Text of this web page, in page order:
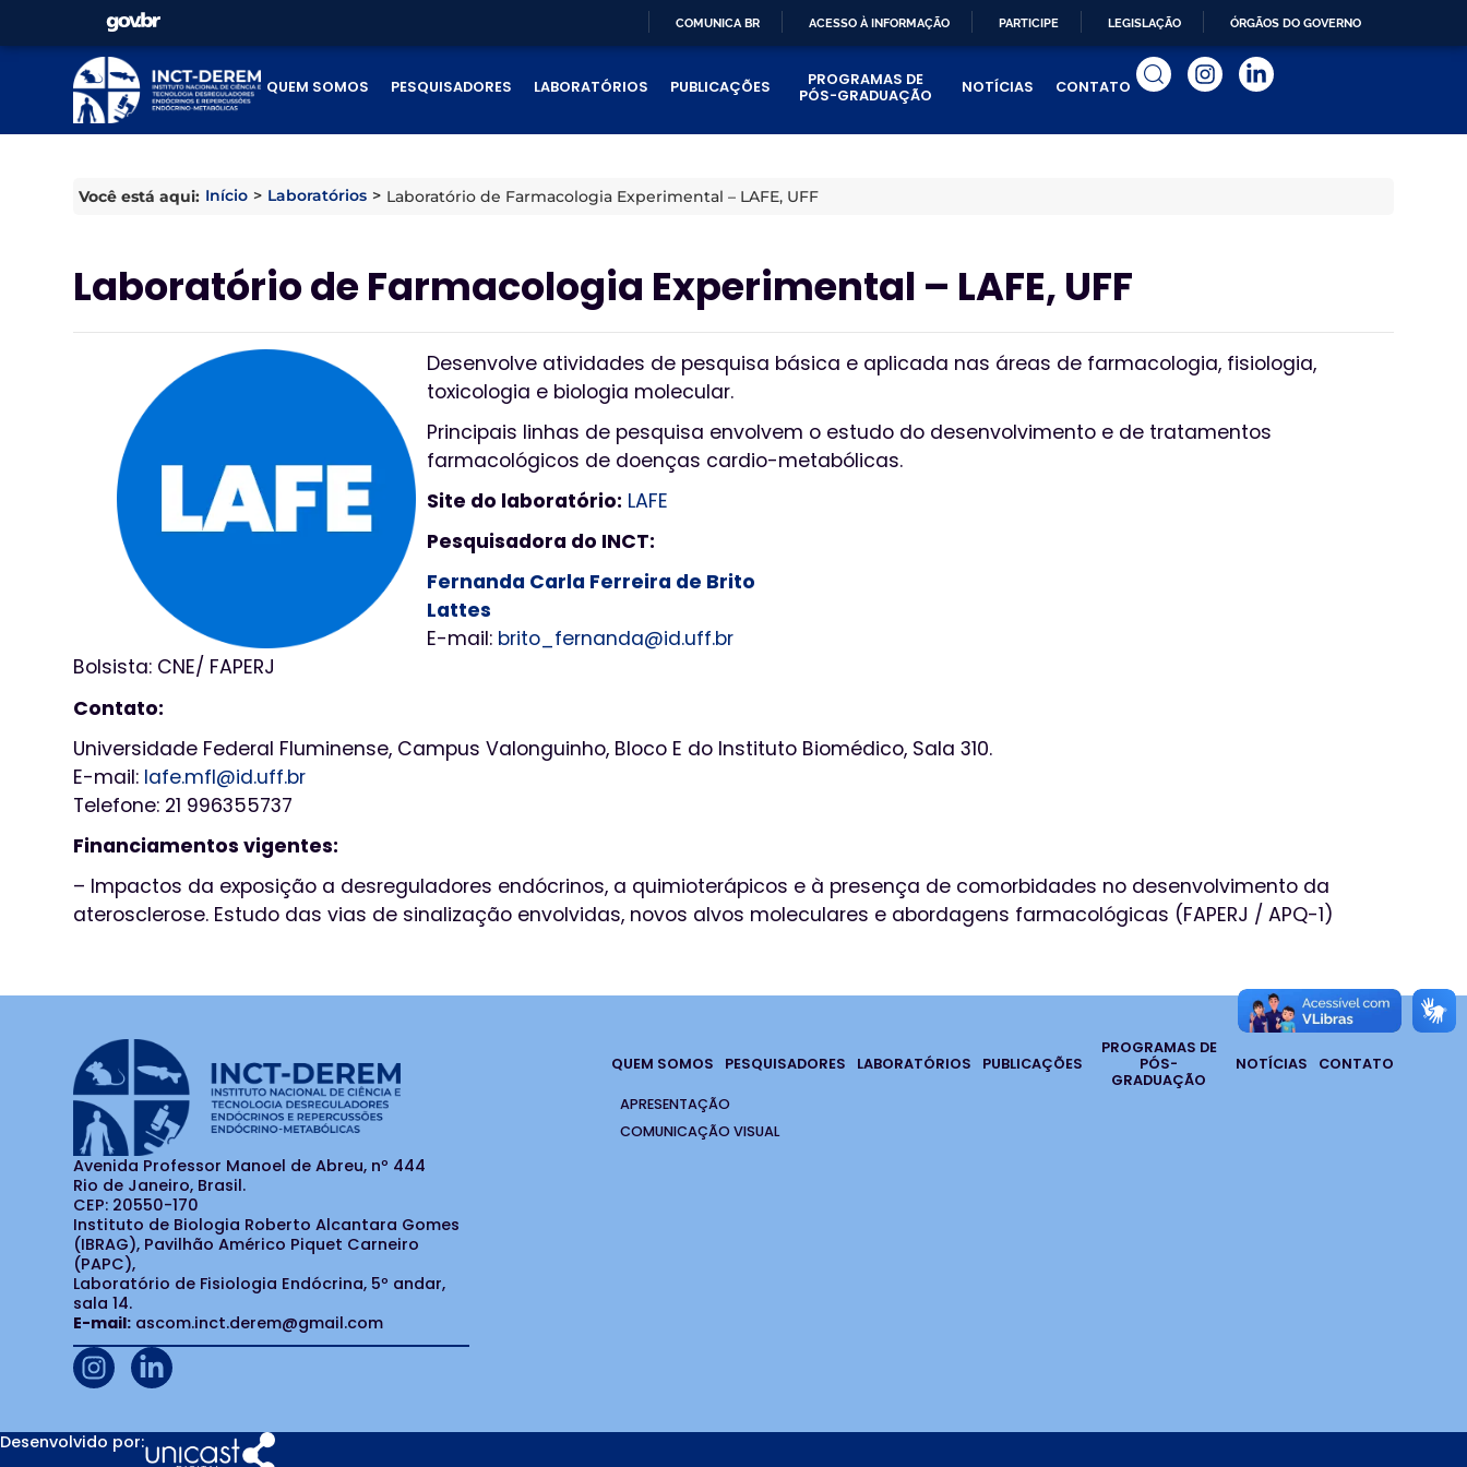
PARA
CONTEÚDO
COMUNICA BR ACESSO À INFORMAÇÃO PARTICIPE LEGISLAÇÃO ÓRGÃOS DO GOVERNO
QUEM SOMOS PESQUISADORES LABORATÓRIOS PUBLICAÇÕES
PROGRAMAS DE
PÓS-GRADUAÇÃO
NOTÍCIAS CONTATO
Você está aqui: Início > Laboratórios > Laboratório de Farmacologia Experimental – LAFE, UFF
Laboratório de Farmacologia Experimental – LAFE, UFF
Desenvolve atividades de pesquisa básica e aplicada nas áreas de farmacologia, fisiologia,
toxicologia e biologia molecular.
Principais linhas de pesquisa envolvem o estudo do desenvolvimento e de tratamentos
farmacológicos de doenças cardio-metabólicas.
Site do laboratório: LAFE
Pesquisadora do INCT:
Fernanda Carla Ferreira de Brito
Lattes
E-mail: brito_fernanda@id.uff.br
Bolsista: CNE/ FAPERJ
Contato:
Universidade Federal Fluminense, Campus Valonguinho, Bloco E do Instituto Biomédico, Sala 310.
E-mail: lafe.mfl@id.uff.br
Telefone: 21 996355737
Financiamentos vigentes:
– Impactos da exposição a desreguladores endócrinos, a quimioterápicos e à presença de comorbidades no desenvolvimento da
aterosclerose. Estudo das vias de sinalização envolvidas, novos alvos moleculares e abordagens farmacológicas (FAPERJ / APQ-1)
Avenida Professor Manoel de Abreu, nº 444
Rio de Janeiro, Brasil.
CEP: 20550-170
Instituto de Biologia Roberto Alcantara Gomes
(IBRAG), Pavilhão Américo Piquet Carneiro
(PAPC),
Laboratório de Fisiologia Endócrina, 5º andar,
sala 14.
E-mail: ascom.inct.derem@gmail.com
QUEM SOMOS
APRESENTAÇÃO
COMUNICAÇÃO VISUAL
PESQUISADORES LABORATÓRIOS PUBLICAÇÕES
PROGRAMAS DE
PÓS-
GRADUAÇÃO
NOTÍCIAS CONTATO
Desenvolvido por: